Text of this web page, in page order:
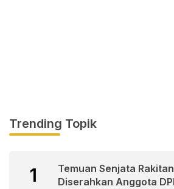
Trending Topik
1
Temuan Senjata
Diserahkan Anggota